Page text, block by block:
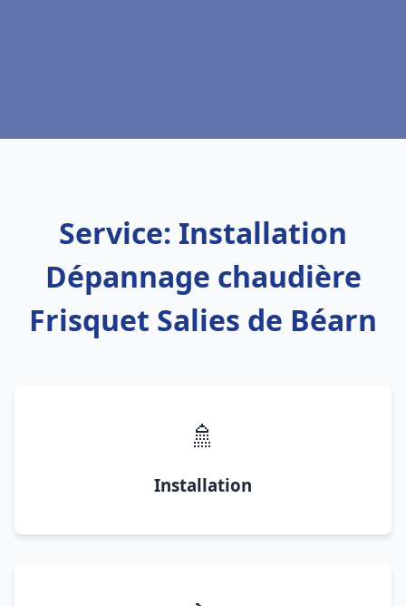
Service: Installation
Dépannage chaudière
Frisquet Salies de Béarn
🚿
Installation